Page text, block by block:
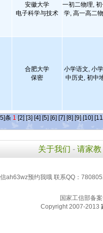
安徽大学
电子科学与技术
一初二物理,
学, 高一高二
合肥大学
保密
小学语文, 小
中历史, 初中
条 1 [2] [3] [4] [5] [6] [7] [8] [9] [10]
关于我们 - 请家教
ah63wz预约我哦 联系QQ：
国家工信部备
Copyright 2007-2013